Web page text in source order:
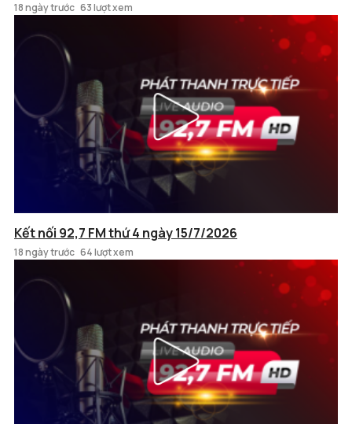
18 ngày trước 63 lượt xem
Kết nối 92,7 FM thứ 4 ngày 15/7/2026
18 ngày trước 64 lượt xem